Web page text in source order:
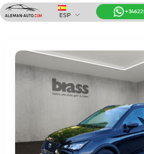
Coches de Alemania
Importación de Coches de Alemania
+34 622
ESP